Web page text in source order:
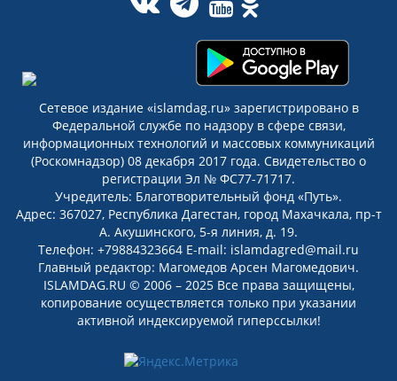
Сетевое издание «islamdag.ru» зарегистрировано в
Федеральной службе по надзору в сфере связи,
информационных технологий и массовых коммуникаций
(Роскомнадзор) 08 декабря 2017 года. Свидетельство о
регистрации Эл № ФС77-71717.
Учредитель: Благотворительный фонд «Путь».
Адрес: 367027, Республика Дагестан, город Махачкала, пр-т
А. Акушинского, 5-я линия, д. 19.
Телефон: +79884323664 E-mail: islamdagred@mail.ru
Главный редактор: Магомедов Арсен Магомедович.
ISLAMDAG.RU © 2006 – 2025 Все права защищены,
копирование осуществляется только при указании
активной индексируемой гиперссылки!